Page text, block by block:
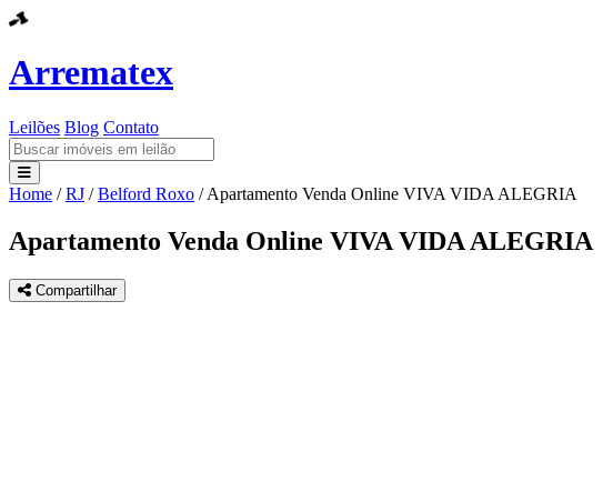
Arrematex
Leilões Blog Contato
Leilões
Blog
Contato
Home / RJ / Belford Roxo / Apartamento Venda Online VIVA VIDA ALEGRIA
Apartamento Venda Online VIVA VIDA ALEGRIA
Compartilhar